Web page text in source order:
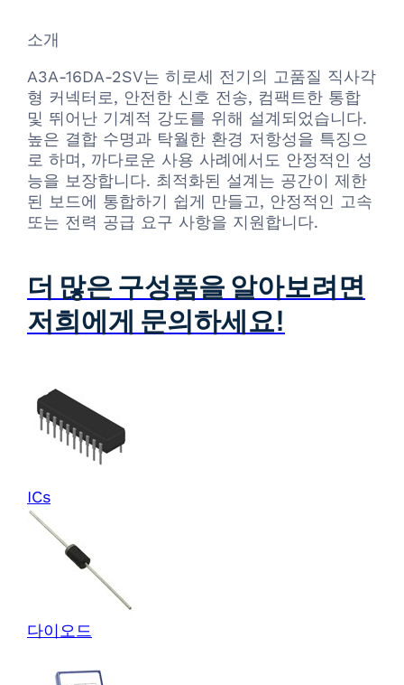
소개
A3A-16DA-2SV는 히로세 전기의 고품질 직사각
형 커넥터로, 안전한 신호 전송, 컴팩트한 통합
및 뛰어난 기계적 강도를 위해 설계되었습니다.
높은 결합 수명과 탁월한 환경 저항성을 특징으
로 하며, 까다로운 사용 사례에서도 안정적인 성
능을 보장합니다. 최적화된 설계는 공간이 제한
된 보드에 통합하기 쉽게 만들고, 안정적인 고속
또는 전력 공급 요구 사항을 지원합니다.
더 많은 구성품을 알아보려면
저희에게 문의하세요!
ICs
다이오드